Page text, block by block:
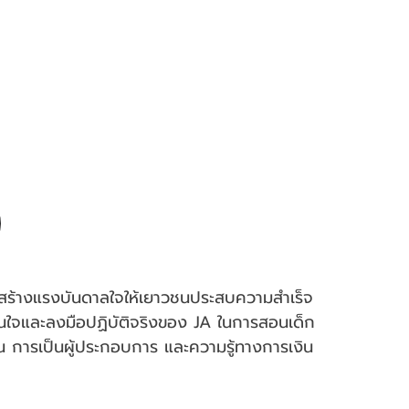
แรงบันดาลใจให้เยาวชนประสบความสำเร็จ
จและลงมือปฏิบัติจริงของ JA ในการสอนเด็ก
ารเป็นผู้ประกอบการ และความรู้ทางการเงิน